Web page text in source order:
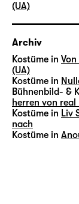
(UA)
Archiv
Kostüme in
(UA)
Kostüme in
Bühnenbild- &
herren von real
Kostüme in Liv
nach
Kostüme in